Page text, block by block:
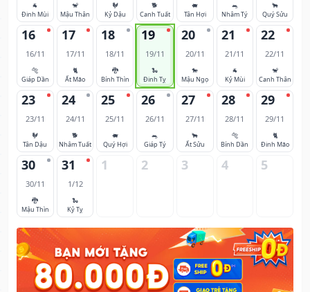
🐐
Đinh Mùi
🐒
Mậu Thân
🐓
Kỷ Dậu
🐕
Canh Tuất
🐖
Tân Hợi
🐀
Nhâm Tý
🐂
Quý Sửu
16
16/11
🐅
Giáp Dần
17
17/11
🐈
Ất Mão
18
18/11
🐉
Bính Thìn
19
19/11
🐍
Đinh Tỵ
20
20/11
🐎
Mậu Ngọ
21
21/11
🐐
Kỷ Mùi
22
22/11
🐒
Canh Thân
23
23/11
🐓
Tân Dậu
24
24/11
🐕
Nhâm Tuất
25
25/11
🐖
Quý Hợi
26
26/11
🐀
Giáp Tý
27
27/11
🐂
Ất Sửu
28
28/11
🐅
Bính Dần
29
29/11
🐈
Đinh Mão
30
30/11
🐉
Mậu Thìn
31
1/12
🐍
Kỷ Tỵ
1 2 3 4 5